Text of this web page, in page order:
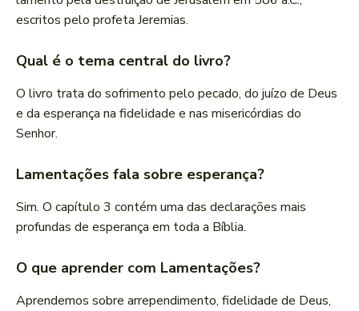
escritos pelo profeta Jeremias.
Qual é o tema central do livro?
O livro trata do sofrimento pelo pecado, do juízo de Deus
e da esperança na fidelidade e nas misericórdias do
Senhor.
Lamentações fala sobre esperança?
Sim. O capítulo 3 contém uma das declarações mais
profundas de esperança em toda a Bíblia.
O que aprender com Lamentações?
Aprendemos sobre arrependimento, fidelidade de Deus,